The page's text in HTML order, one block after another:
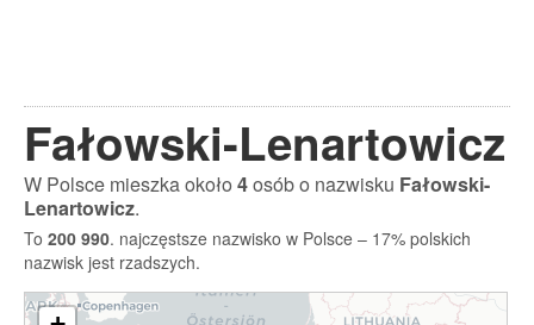
Fałowski-Lenartowicz
W Polsce mieszka około4osób o nazwisku Fałowski-
Lenartowicz.
To 200 990. najczęstsze nazwisko w Polsce – 17% polskich
nazwisk jest rzadszych.